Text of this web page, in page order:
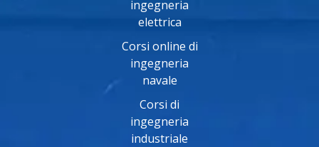
ingegneria
elettrica
Corsi online di
ingegneria
navale
Corsi di
ingegneria
industriale